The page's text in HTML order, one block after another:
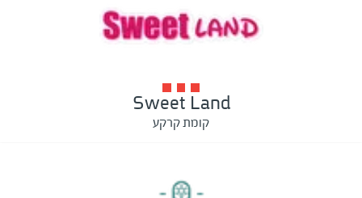
Sweet Land
קומת קרקע